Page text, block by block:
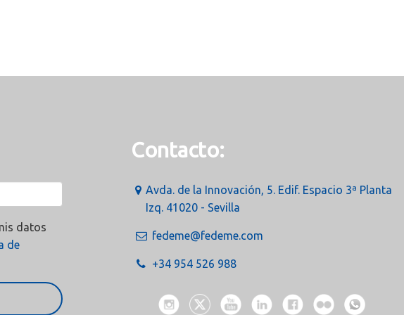
datos
de
Contacto:
Avda. de la Innovación, 5. Edif. Espacio 3ª Planta
Izq. 41020 - Sevilla
fedeme@fedeme.com
+34 954 526 988